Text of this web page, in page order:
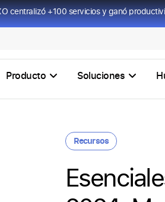
centralizó +100 servicios y ganó
Producto Soluciones
Recursos